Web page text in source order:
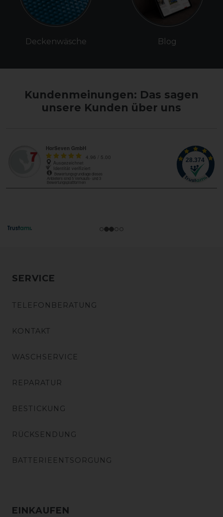
Deckenwäsche Blog
Kundenmeinungen: Das sagen
unsere Kunden über uns
SERVICE
TELEFONBERATUNG
KONTAKT
WASCHSERVICE
REPARATUR
BESTICKUNG
RÜCKSENDUNG
BATTERIEENTSORGUNG
EINKAUFEN